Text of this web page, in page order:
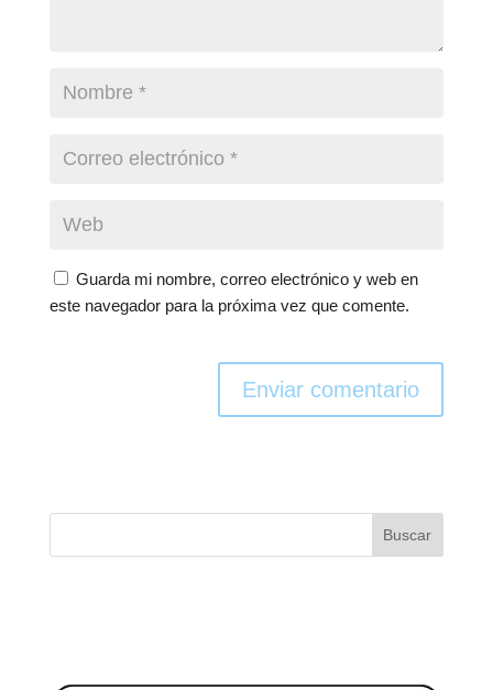
Guarda mi nombre, correo electrónico y web en
este navegador para la próxima vez que comente.
Enviar comentario